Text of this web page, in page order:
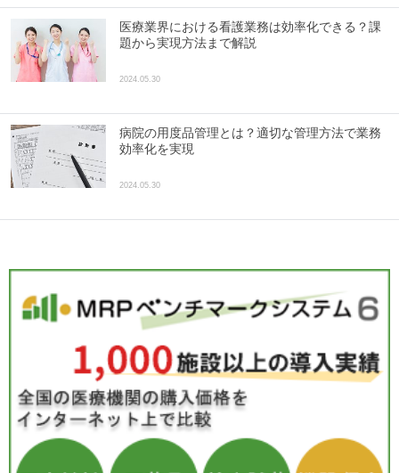
医療業界における看護業務は効率化できる？課
題から実現方法まで解説
2024.05.30
病院の用度品管理とは？適切な管理方法で業務
効率化を実現
2024.05.30